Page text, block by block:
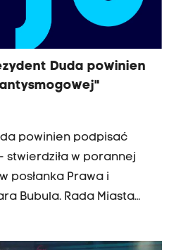
Duda powinien
powinien podpisać
stwierdziła w porannej
posłanka Prawa i
Bubula. Rada Miasta